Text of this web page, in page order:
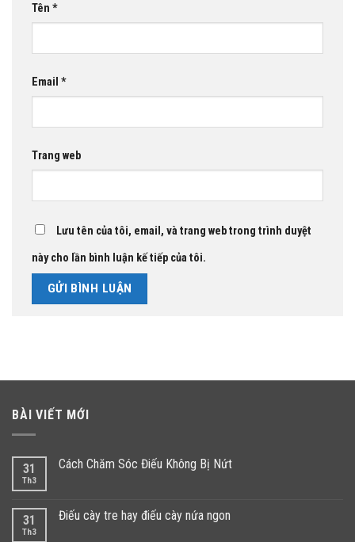
Tên *
Email *
Trang web
Lưu tên của tôi, email, và trang web trong trình duyệt
này cho lần bình luận kế tiếp của tôi.
BÀI VIẾT MỚI
31
Th3
Cách Chăm Sóc Điếu Không Bị Nứt
31
Th3
Điếu cày tre hay điếu cày nứa ngon